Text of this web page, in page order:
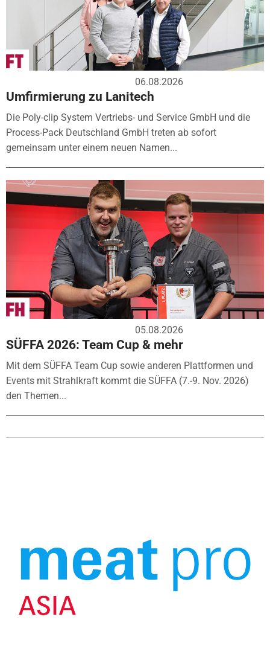
06.08.2026
Umfirmierung zu Lanitech
Die Poly-clip System Vertriebs- und Service GmbH und die
Process-Pack Deutschland GmbH treten ab sofort
gemeinsam unter einem neuen Namen...
05.08.2026
SÜFFA 2026: Team Cup & mehr
Mit dem SÜFFA Team Cup sowie anderen Plattformen und
Events mit Strahlkraft kommt die SÜFFA (7.-9. Nov. 2026)
den Themen...